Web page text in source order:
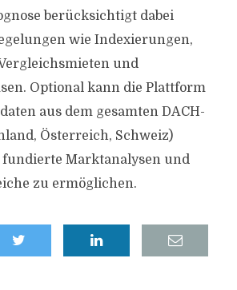
berücksichtigt dabei
wie Indexierungen,
und
Optional kann die Plattform
aus dem gesamten DACH-
Österreich, Schweiz)
Marktanalysen und
zu ermöglichen.